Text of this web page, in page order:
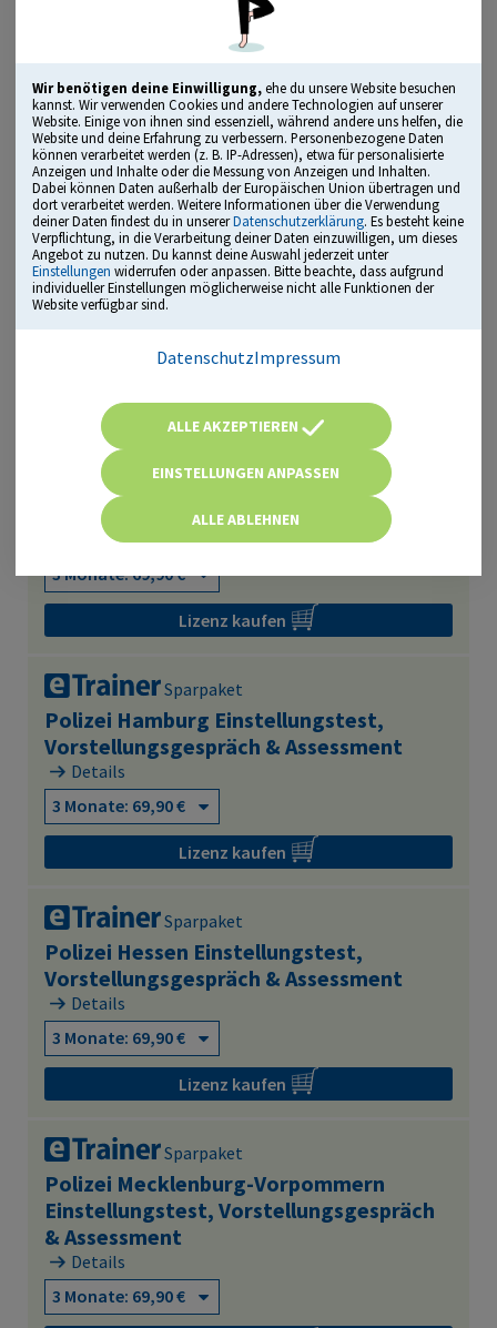
Wir benötigen deine Einwilligung,ehe du unsere Website besuchen
kannst. Wir verwenden Cookies und andere Technologien auf unserer
Website. Einige von ihnen sind essenziell, während andere uns helfen, die
Website und deine Erfahrung zu verbessern. Personenbezogene Daten
können verarbeitet werden (z. B. IP-Adressen), etwa für personalisierte
Anzeigen und Inhalte oder die Messung von Anzeigen und Inhalten.
Dabei können Daten außerhalb der Europäischen Union übertragen und
dort verarbeitet werden. Weitere Informationen über die Verwendung
deiner Daten findest du in unsererDatenschutzerklärung. Es besteht keine
Verpflichtung, in die Verarbeitung deiner Daten einzuwilligen, um dieses
Angebot zu nutzen. Du kannst deine Auswahl jederzeit unter
Einstellungen widerrufen oder anpassen. Bitte beachte, dass aufgrund
individueller Einstellungen möglicherweise nicht alle Funktionen der
Website verfügbar sind.
DatenschutzImpressum
ALLE AKZEPTIEREN
EINSTELLUNGEN ANPASSEN
ALLE ABLEHNEN
Lizenz kaufen
Sparpaket
Polizei Fachoberschule (FOS)
Einstellungstest, Vorstellungsgespräch
& Assessment
Details
Lizenz kaufen
Sparpaket
Polizei Fachoberschule Nordrhein-
Westfalen Einstellungstest,
Vorstellungsgespräch & Assessment
Details
Lizenz kaufen
Sparpaket
Polizei Hamburg Einstellungstest,
Vorstellungsgespräch & Assessment
Details
Lizenz kaufen
Sparpaket
Polizei Hessen Einstellungstest,
Vorstellungsgespräch & Assessment
Details
Lizenz kaufen
Sparpaket
Polizei Mecklenburg-Vorpommern
Einstellungstest, Vorstellungsgespräch
& Assessment
Details